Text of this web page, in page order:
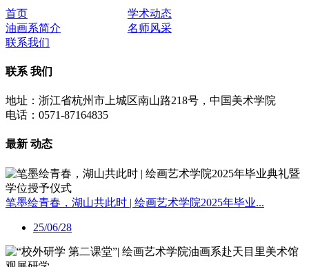
首页
学术动态
油画系简介
名师风采
联系我们
联系 我们
地址：浙江省杭州市上城区南山路218号，中国美术学院
电话：0571-87164835
最新 动态
笔墨绘青春，湖山共此时 | 绘画艺术学院2025年毕业...
25/06/28